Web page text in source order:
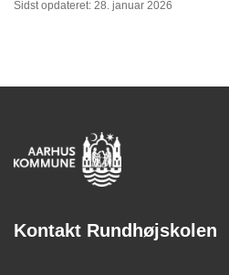
Sidst opdateret: 28. januar 2026
Kontakt Rundhøjskolen